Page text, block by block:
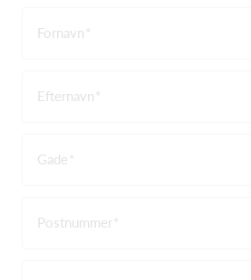
Fornavn
Efternavn
Gade
Postnummer